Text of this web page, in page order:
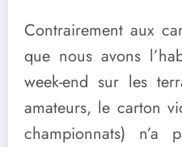
Contrairement aux
que nous avons
week-end sur les
amateurs, le carton
championnats)